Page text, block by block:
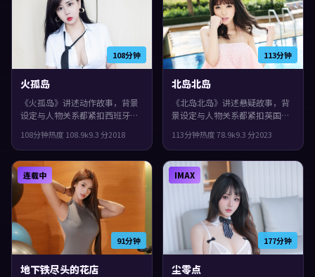
108分钟
火孤岛
《火孤岛》讲述动作故事，背景
设定与人物关系都紧扣西班牙当
米恩·查泽雷执导，赵丽颖、廖
凡、蒂尔达·斯文顿领衔。真相
像洋葱一样被层层剥开，整体完
成度较高，适合喜欢细腻叙事与
人物刻画的观众。
108分钟热度 108.9k9.3 分2018
113分钟
北岛北岛
《北岛北岛》讲述悬疑故事，背
景设定与人物关系都紧扣英国当
枝裕和执导，梁朝伟、小松菜
奈、李秉宪领衔。群像戏份饱
满，配角也有完整弧光，片尾余
味很足。
113分钟热度78.9k9.3 分2023
91分钟
连载中
地下铁尽头的花店
177分钟
IMAX
尘零点